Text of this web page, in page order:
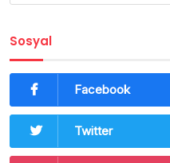
Sosyal
Facebook
Twitter